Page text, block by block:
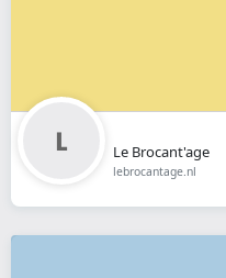
Le Brocant'age
lebrocantage.nl